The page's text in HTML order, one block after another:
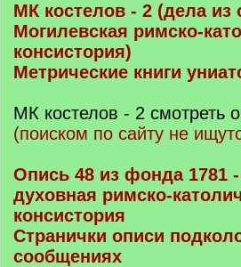
МК костелов - 2 (дела из
Могилевская римско-
консистория)
Метрические книги
МК костелов - 2 смотреть
(поиском по сайту не
Опись 48 из фонда 1781
духовная римско-
консистория
Странички описи
сообщениях